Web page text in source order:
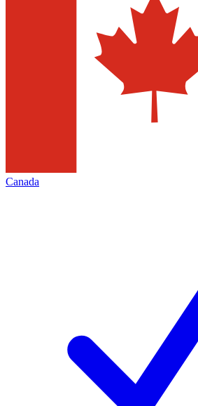
Canada